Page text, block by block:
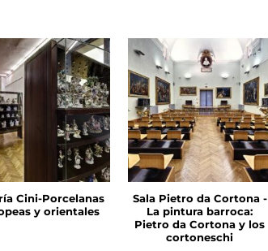
Cini-Porcelanas
y orientales
Sala Pietro da Cortona -
La pintura barroca:
Pietro da Cortona y los
cortoneschi